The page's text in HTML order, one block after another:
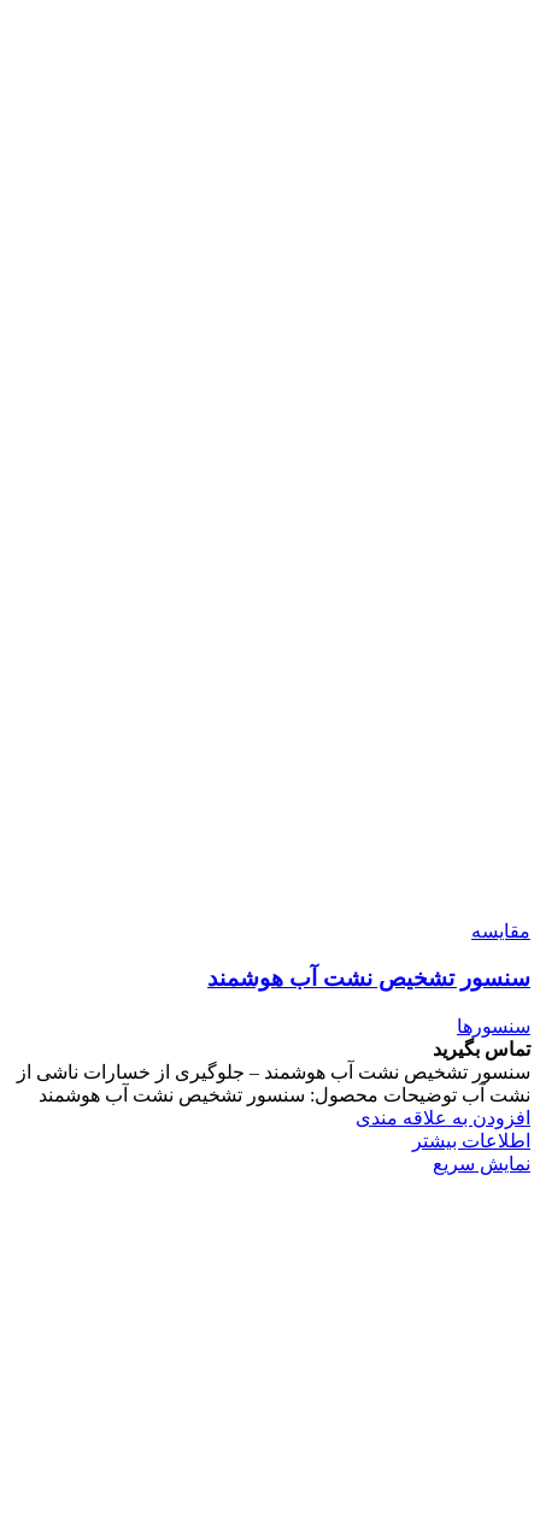
مقایسه
سنسور تشخیص نشت آب هوشمند
سنسورها
تماس بگیرید
سنسور تشخیص نشت آب هوشمند – جلوگیری از خسارات ناشی از
نشت آب توضیحات محصول: سنسور تشخیص نشت آب هوشمند
افزودن به علاقه مندی
اطلاعات بیشتر
نمایش سریع